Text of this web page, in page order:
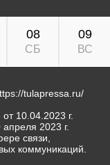
08
СБ
09
ВС
tulapressa.ru/
10.04.2023 г.
2023 г.
связи,
коммуникаций.